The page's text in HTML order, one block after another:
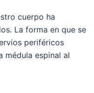
cuerpo ha
La forma en que se
periféricos
médula espinal al